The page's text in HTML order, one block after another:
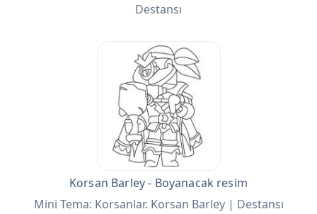
Destansı
Korsan Barley - Boyanacak resim
Mini Tema: Korsanlar. Korsan Barley | Destansı